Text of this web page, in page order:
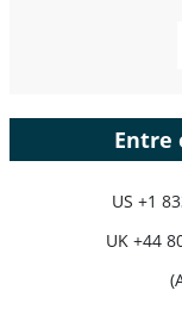
Entre
US +1
UK +44